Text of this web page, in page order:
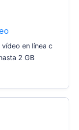
en línea c
2 GB